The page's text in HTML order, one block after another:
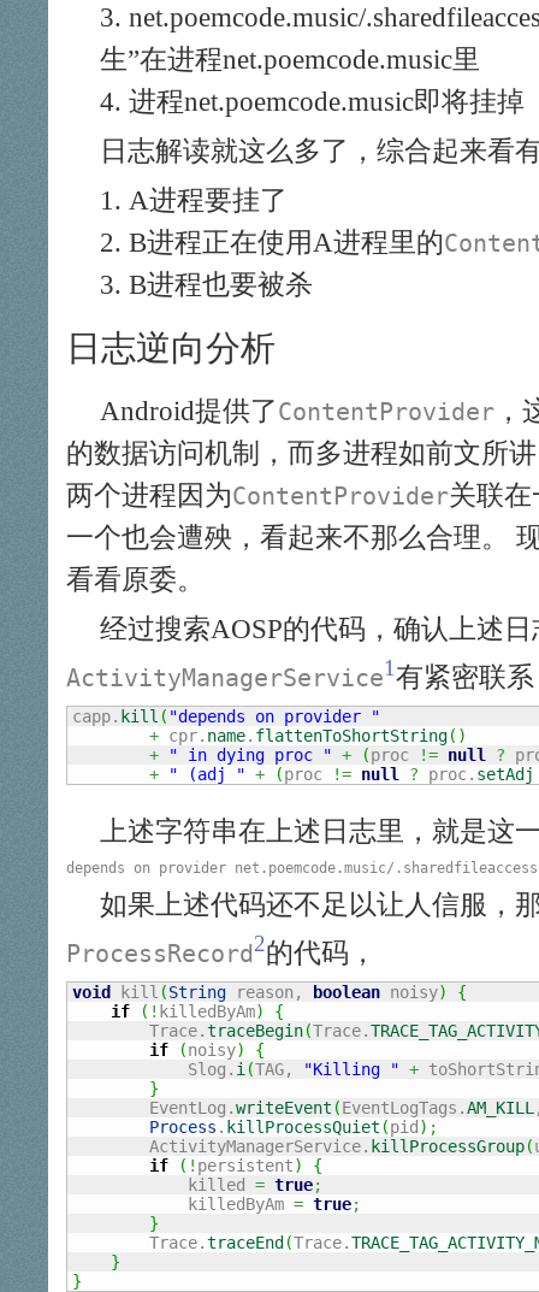
net.poemcode.music/
生”在进程net.poemcode.music里
进程net.poemcode.music即将挂掉
日志解读就这么多了，综合起来看
A进程要挂了
B进程正在使用A进程里的
B进程也要被杀
日志逆向分析
Android提供了ContentProvider ，
的数据访问机制，而多进程如前文所
两个进程因为ContentProvider关联
一个也会遭殃，看起来不那么合理。
看看原委。
经过搜索AOSP的代码，确认上述日
ActivityManagerService1有紧密联
capp. kill ( "depends on provider "
+ cpr. name. flattenToShortString( )
+
" in dying proc " + (proc != null ?
+
" (adj " + (proc != null ? proc. setAdj
上述字符串在上述日志里，就是这
如果上述代码还不足以让人信服，
ProcessRecord2的代码，
void kill (String reason, boolean noisy)
{
if
( ! killedByAm)
{
        Trace.
traceBegin(Trace.
if
(noisy)
{
            Slog.
i (TAG, "Killing " +
}
        EventLog.
writeEvent (EventLogTags.AM_KILL
Process . killProcessQuiet (pid) ;
        ActivityManagerService.
killProcessGroup(
if
( ! persistent)
{
            killed
= true;
            killedByAm
= true;
}
        Trace.
traceEnd(Trace.
}
}